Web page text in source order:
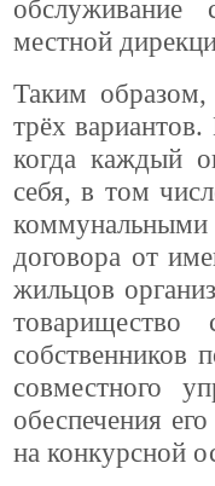
обслуживание
местной
Таким
трёх
когда каждый
себя, в том
договора от
жильцов
товарищество
собственников
совместного
обеспечения
на конкурсной